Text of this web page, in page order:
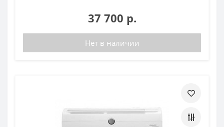
37 700 р.
Нет в наличии